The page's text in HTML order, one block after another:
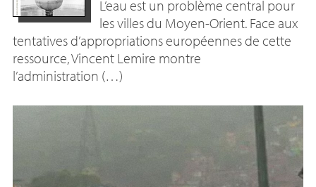
L’eau est un problème central pour
les villes du Moyen-Orient. Face aux
tentatives d’appropriations européennes de cette
ressource, Vincent Lemire montre
l’administration (…)